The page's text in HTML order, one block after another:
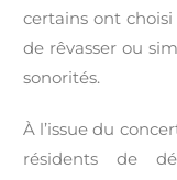
certains ont choisi
de rêvasser ou
sonorités.
À l’issue du
résidents de